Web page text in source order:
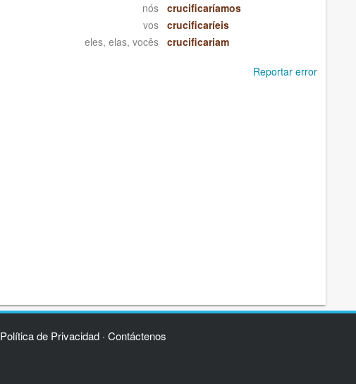
nós
crucificaríamos
vos
crucificaríeis
eles, elas, vocês
crucificariam
Reportar error
Política de Privacidad· Contáctenos